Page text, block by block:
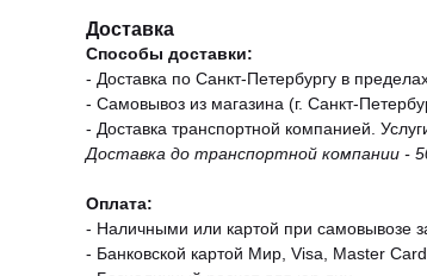
Доставка
Способы доставки:
- Доставка по Санкт-Петербургу в
- Самовывоз из магазина (г. Санкт-
- Доставка транспортной компанией.
Доставка до транспортной компании -
Оплата:
- Наличными или картой при самовывозе
- Банковской картой Мир, Visa, Master